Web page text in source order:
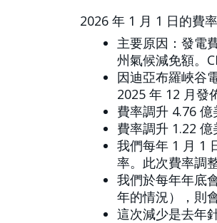
2026 年 1 月 1 日的費
主要原因：發電
州氣候減免額。
因迪亞布羅峽谷
2025 年 12 月發
費率調升 4.76 億
費率調升 1.22
我們每年 1 月 1
率。此次費率調
我們於每年年底
年的情況），則
這次減少是去年